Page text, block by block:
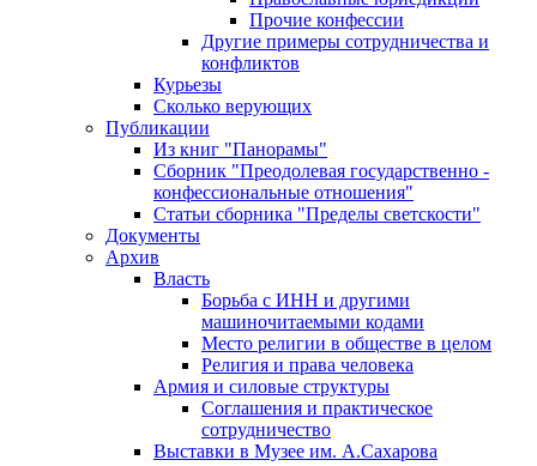
Прочие конфессии
Другие примеры сотрудничества и
конфликтов
Курьезы
Сколько верующих
Публикации
Из книг "Панорамы"
Сборник "Преодолевая государственно -
конфессиональные отношения"
Статьи сборника "Пределы светскости"
Документы
Архив
Власть
Борьба с ИНН и другими
машиночитаемыми кодами
Место религии в обществе в целом
Религия и права человека
Армия и силовые структуры
Соглашения и практическое
сотрудничество
Выставки в Музее им. А.Сахарова